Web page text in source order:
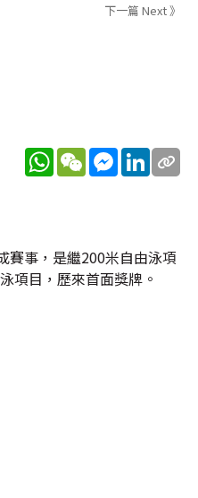
下一篇 Next 》
WhatsApp
WeChatMessenger
LinkedIn
賽事，是繼200米自由泳項
項目，歷來首面獎牌。